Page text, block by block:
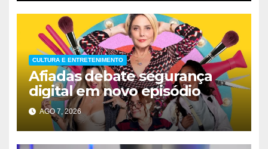
CULTURA E ENTRETENIMENTO
Afiadas debate segurança
digital em novo episódio
AGO 7, 2026